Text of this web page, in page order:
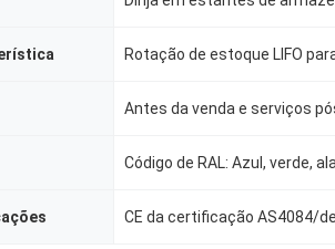
Antes da venda e serviços